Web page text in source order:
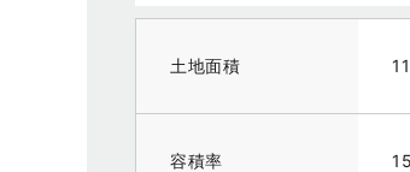
土地面積
容積率